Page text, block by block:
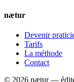
nætur
Devenir
Tarifs
La méthode
Contact
© 2026 nætur —